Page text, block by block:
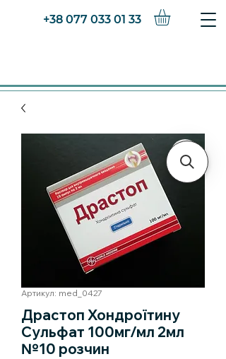
+38 077 033 01 33
Артикул: med_0427
Драстоп Хондроїтину
Сульфат 100мг/мл 2мл
№10 розчин